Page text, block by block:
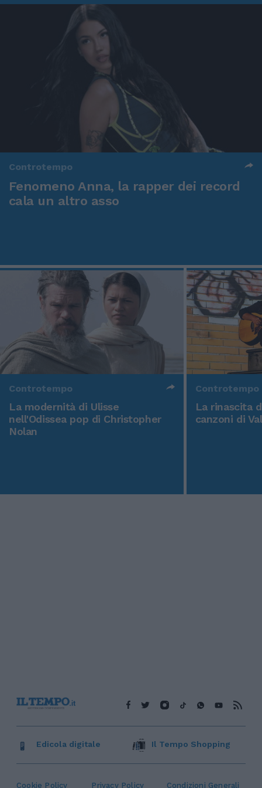
Controtempo
Fenomeno Anna, la rapper dei record
cala un altro asso
Controtempo
La modernità di Ulisse
nell'Odissea pop di Christopher
Nolan
Controtempo
La rinascita
canzoni di
Cookie Policy Privacy Policy Condizioni Generali
Edicola digitale Il Tempo Shopping